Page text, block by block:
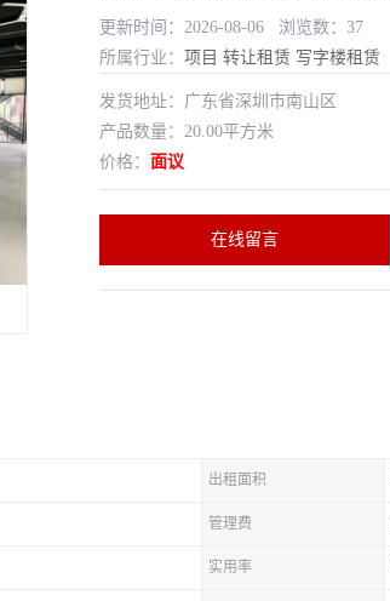
更新时间：2026-08-06 浏览数：37
所属行业： 项目 转让租赁 写字楼租赁
发货地址：广东省深圳市南山区
产品数量：20.00平方米
价格： 面议
在线留言
出租面积
管理费
实用率